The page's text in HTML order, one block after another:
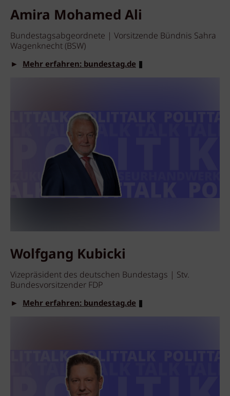
Amira Mohamed Ali
Bundestagsabgeordnete | Vorsitzende Bündnis Sahra
Wagenknecht (BSW)
► Mehr erfahren: bundestag.de
Wolfgang Kubicki
Vizepräsident des deutschen Bundestags | Stv.
Bundesvorsitzender FDP
► Mehr erfahren: bundestag.de